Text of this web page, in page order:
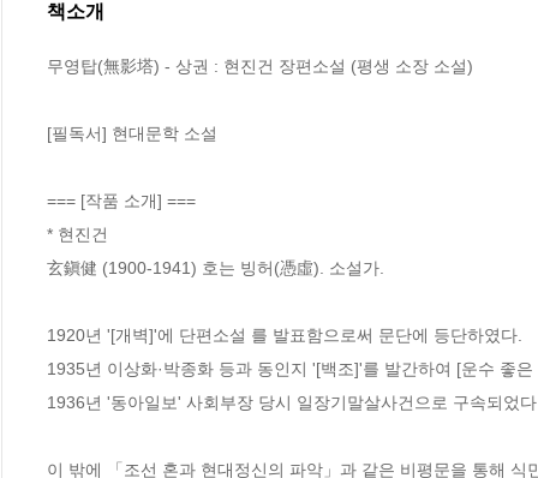
책소개
무영탑(無影塔) - 상권 : 현진건 장편소설 (평생 소장 소설)
[필독서] 현대문학 소설
=== [작품 소개] ===
* 현진건
玄鎭健 (1900-1941) 호는 빙허(憑虛). 소설가.
1920년 '[개벽]'에 단편소설 를 발표함으로써 문단에 등단하였다.
1935년 이상화·박종화 등과 동인지 '[백조]'를 발간하여 [운수 좋
1936년 '동아일보' 사회부장 당시 일장기말살사건으로 구속되었
이 밖에 「조선 혼과 현대정신의 파악」과 같은 비평문을 통해